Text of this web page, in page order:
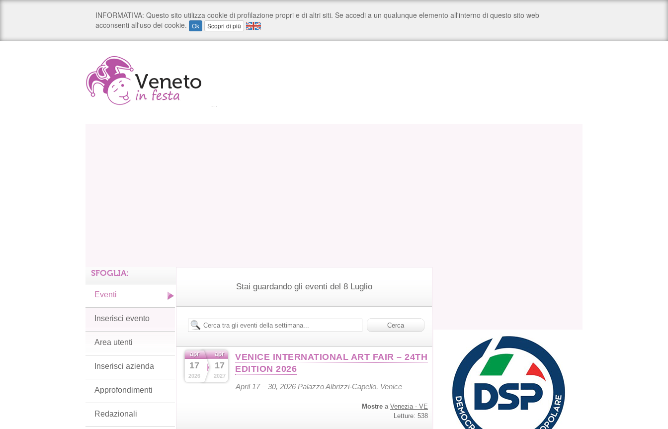
Stai guardando gli eventi del 8 Luglio
apr
17
2026
apr
17
2027
VENICE INTERNATIONAL ART FAIR – 24TH
EDITION 2026
April 17 – 30, 2026 Palazzo Albrizzi-Capello, Venice
Mostre a Venezia - VE
Letture: 538
SFOGLIA:
Eventi
Inserisci evento
Area utenti
Inserisci azienda
Approfondimenti
Redazionali